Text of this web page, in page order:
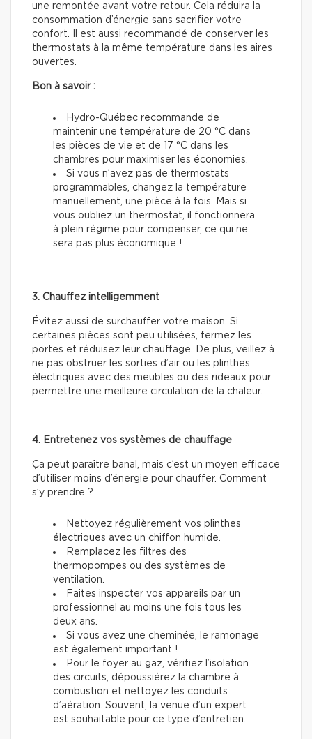
une remontée avant votre retour. Cela réduira la
consommation d’énergie sans sacrifier votre
confort. Il est aussi recommandé de conserver les
thermostats à la même température dans les aires
ouvertes.
Bon à savoir :
Hydro-Québec recommande de
maintenir une température de 20 °C dans
les pièces de vie et de 17 °C dans les
chambres pour maximiser les économies.
Si vous n’avez pas de thermostats
programmables, changez la température
manuellement, une pièce à la fois. Mais si
vous oubliez un thermostat, il fonctionnera
à plein régime pour compenser, ce qui ne
sera pas plus économique !
3. Chauffez intelligemment
Évitez aussi de surchauffer votre maison. Si
certaines pièces sont peu utilisées, fermez les
portes et réduisez leur chauffage. De plus, veillez à
ne pas obstruer les sorties d’air ou les plinthes
électriques avec des meubles ou des rideaux pour
permettre une meilleure circulation de la chaleur.
4. Entretenez vos systèmes de chauffage
Ça peut paraître banal, mais c’est un moyen efficace
d’utiliser moins d’énergie pour chauffer. Comment
s’y prendre ?
Nettoyez régulièrement vos plinthes
électriques avec un chiffon humide.
Remplacez les filtres des
thermopompes ou des systèmes de
ventilation.
Faites inspecter vos appareils par un
professionnel au moins une fois tous les
deux ans.
Si vous avez une cheminée, le ramonage
est également important !
Pour le foyer au gaz, vérifiez l’isolation
des circuits, dépoussiérez la chambre à
combustion et nettoyez les conduits
d’aération. Souvent, la venue d’un expert
est souhaitable pour ce type d’entretien.